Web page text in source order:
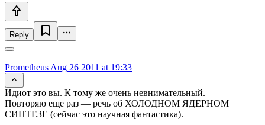
Reply
Prometheus Aug 26 2011 at 19:33
Идиот это вы. К тому же очень невнимательный.
Повторяю еще раз — речь об ХОЛОДНОМ ЯДЕРНОМ
СИНТЕЗЕ (сейчас это научная фантастика).